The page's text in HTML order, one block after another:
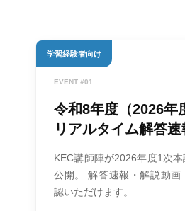
学習経験者向け
EVENT #01
令和8年度（2026年
リアルタイム解答速
KEC講師陣が2026年度1次
公開。 解答速報・解説動画
認いただけます。